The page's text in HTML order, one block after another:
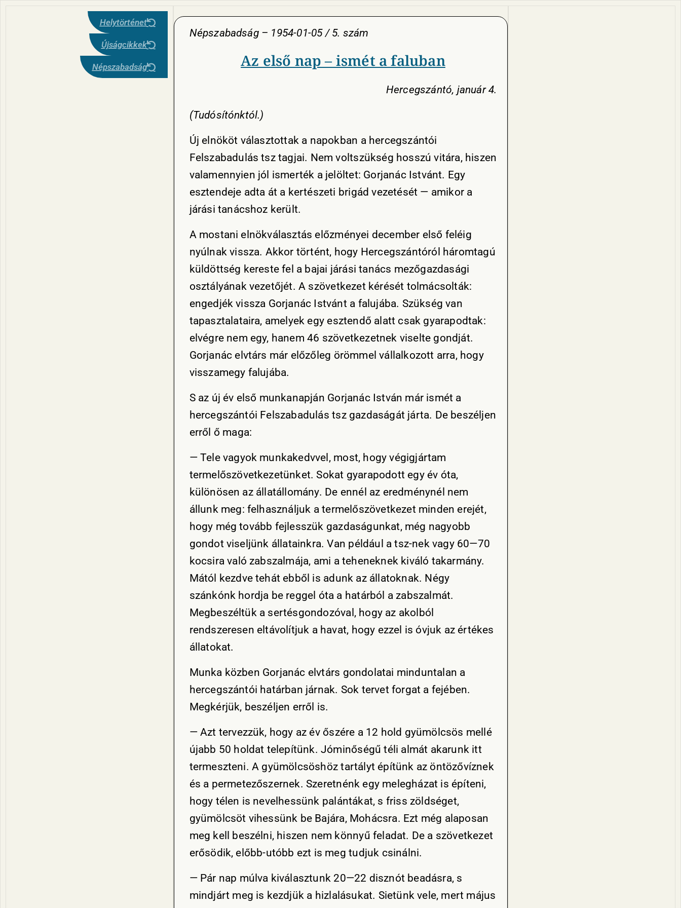
Helytörténet
Újságcikkek
Népszabadság
Népszabadság – 1954-01-05 / 5. szám
Az első nap – ismét a faluban
Hercegszántó, január 4.
(Tudósítónktól.)
Új elnököt választottak a napokban a hercegszántói
Felszabadulás tsz tagjai. Nem voltszükség hosszú vitára, hiszen
valamennyien jól ismerték a jelöltet: Gorjanác Istvánt. Egy
esztendeje adta át a kertészeti brigád vezetését — amikor a
járási tanácshoz került.
A mostani elnökválasztás előzményei december első feléig
nyúlnak vissza. Akkor történt, hogy Hercegszántóról háromtagú
küldöttség kereste fel a bajai járási tanács mezőgazdasági
osztályának vezetőjét. A szövetkezet kérését tolmácsolták:
engedjék vissza Gorjanác Istvánt a falujába. Szükség van
tapasztalataira, amelyek egy esztendő alatt csak gyarapodtak:
elvégre nem egy, hanem 46 szövetkezetnek viselte gondját.
Gorjanác elvtárs már előzőleg örömmel vállalkozott arra, hogy
visszamegy falujába.
S az új év első munkanapján Gorjanác István már ismét a
hercegszántói Felszabadulás tsz gazdaságát járta. De beszéljen
erről ő maga:
— Tele vagyok munkakedvvel, most, hogy végigjártam
termelőszövetkezetünket. Sokat gyarapodott egy év óta,
különösen az állatállomány. De ennél az eredménynél nem
állunk meg: felhasználjuk a termelőszövetkezet minden erejét,
hogy még tovább fejlesszük gazdaságunkat, még nagyobb
gondot viseljünk állatainkra. Van például a tsz-nek vagy 60—70
kocsira való zabszalmája, ami a teheneknek kiváló takarmány.
Mától kezdve tehát ebből is adunk az állatoknak. Négy
szánkónk hordja be reggel óta a határból a zabszalmát.
Megbeszéltük a sertésgondozóval, hogy az akolból
rendszeresen eltávolítjuk a havat, hogy ezzel is óvjuk az értékes
állatokat.
Munka közben Gorjanác elvtárs gondolatai minduntalan a
hercegszántói határban járnak. Sok tervet forgat a fejében.
Megkérjük, beszéljen erről is.
— Azt tervezzük, hogy az év őszére a 12 hold gyümölcsös mellé
újabb 50 holdat telepítünk. Jóminőségű téli almát akarunk itt
termeszteni. A gyümölcsöshöz tartályt építünk az öntözővíznek
és a permetezőszernek. Szeretnénk egy melegházat is építeni,
hogy télen is nevelhessünk palántákat, s friss zöldséget,
gyümölcsöt vihessünk be Bajára, Mohácsra. Ezt még alaposan
meg kell beszélni, hiszen nem könnyű feladat. De a szövetkezet
erősödik, előbb-utóbb ezt is meg tudjuk csinálni.
— Pár nap múlva kiválasztunk 20—22 disznót beadásra, s
mindjárt meg is kezdjük a hizlalásukat. Sietünk vele, mert május